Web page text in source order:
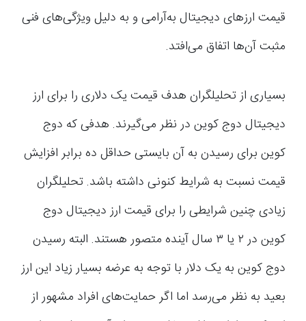
قیمت ارزهای دیجیتال به‌آرامی و به دلیل ویژگی‌های فنی
مثبت آن‌ها اتفاق می‌افتد.
بسیاری از تحلیلگران هدف قیمت یک دلاری را برای ارز
دیجیتال دوج کوین در نظر می‌گیرند. هدفی که دوج
کوین برای رسیدن به آن بایستی حداقل ده برابر افزایش
قیمت نسبت به شرایط کنونی داشته باشد. تحلیلگران
زیادی چنین شرایطی را برای قیمت ارز دیجیتال دوج
کوین در ۲ یا ۳ سال آینده متصور هستند. البته رسیدن
دوج کوین به یک دلار با توجه به عرضه بسیار زیاد این ارز
بعید به نظر می‌رسد اما اگر حمایت‌های افراد مشهور از